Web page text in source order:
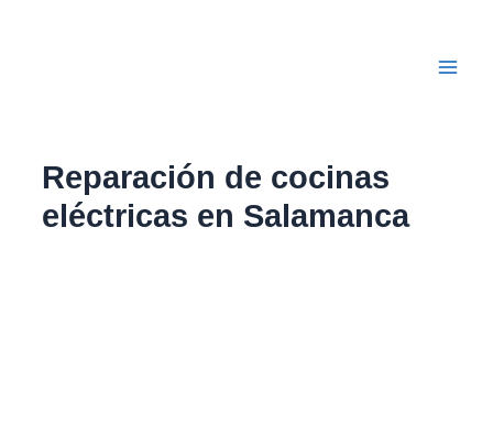
Reparación de cocinas
eléctricas en Salamanca